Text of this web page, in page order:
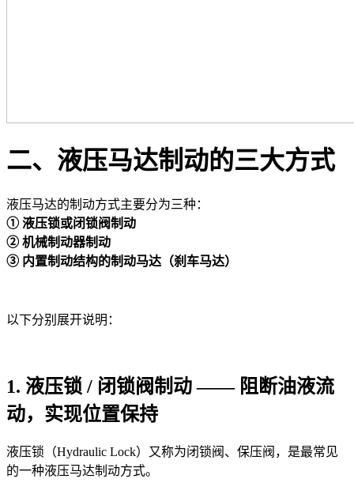
二、液压马达制动的三大方式
液压马达的制动方式主要分为三种：
① 液压锁或闭锁阀制动
② 机械制动器制动
③ 内置制动结构的制动马达（刹车马达）
以下分别展开说明：
1. 液压锁 / 闭锁阀制动 —— 阻断油液流
动，实现位置保持
液压锁（Hydraulic Lock）又称为闭锁阀、保压阀，是最常见
的一种液压马达制动方式。